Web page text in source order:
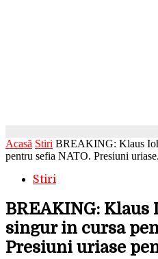
Acasă Stiri BREAKING: Klaus
pentru sefia NATO. Presiuni
Stiri
BREAKING: Klaus
singur in cursa
Presiuni uriase